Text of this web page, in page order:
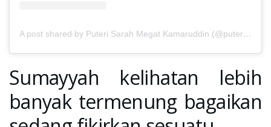
A post shared by Puteri Sarah Megat Kamaruddin (@puterisarahliyana)
Sumayyah kelihatan lebih
banyak termenung bagaikan